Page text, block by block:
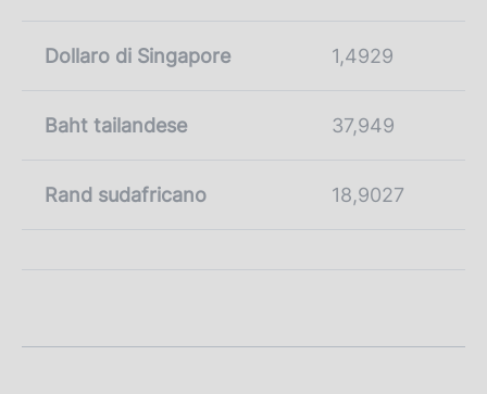
Dollaro di Singapore 1,4929
Baht tailandese 37,949
Rand sudafricano 18,9027